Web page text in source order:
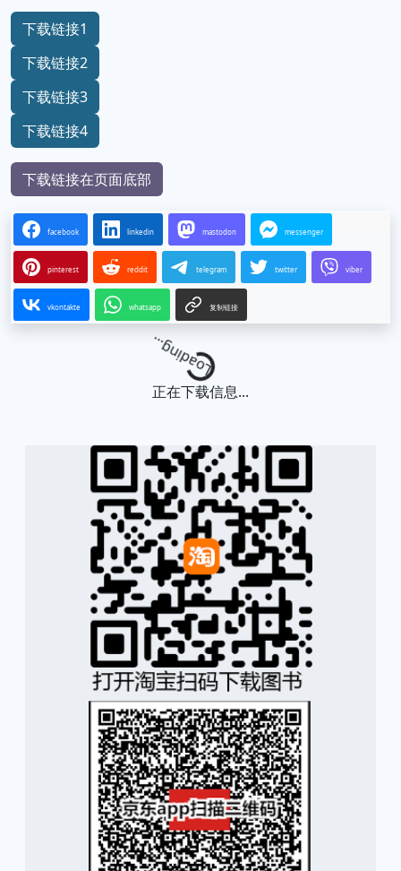
下载链接1
下载链接2
下载链接3
下载链接4
下载链接在页面底部
facebook linkedin mastodon messenger
pinterest reddit telegram twitter viber
vkontakte whatsapp 复制链接
Loading...
正在下载信息...